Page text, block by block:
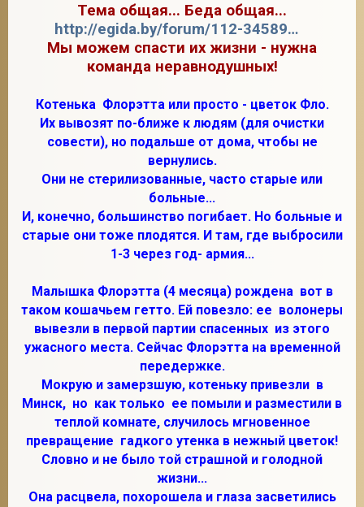
Тема общая... Беда общая...
http://egida.by/forum/112-34589-1
Мы можем спасти их жизни - нужна
команда неравнодушных!
Котенька Флорэтта или просто - цветок Фло.
Их вывозят по-ближе к людям (для очистки
совести), но подальше от дома, чтобы не
вернулись.
Они не стерилизованные, часто старые или
больные...
И, конечно, большинство погибает. Но больные и
старые они тоже плодятся. И там, где выбросили
1-3 через год- армия...
Малышка Флорэтта (4 месяца) рождена вот в
таком кошачьем гетто. Ей повезло: ее волонеры
вывезли в первой партии спасенных из этого
ужасного места. Сейчас Флорэтта на временной
передержке.
Мокрую и замерзшую, котеньку привезли в
Минск, но как только ее помыли и разместили в
теплой комнате, случилось мгновенное
превращение гадкого утенка в нежный цветок!
Словно и не было той страшной и голодной
жизни...
Она расцвела, похорошела и глаза засветились